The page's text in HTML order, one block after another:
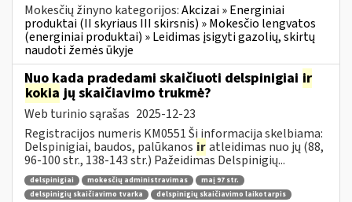
Mokesčių žinyno kategorijos:Akcizai » Energiniai
produktai (II skyriaus III skirsnis) » Mokesčio lengvatos
(energiniai produktai) » Leidimas įsigyti gazolių, skirtų
naudoti žemės ūkyje
Nuo kada pradedami skaičiuoti delspinigiai ir
kokia jų skaičiavimo trukmė?
Web turinio sąrašas 2025-12-23
Registracijos numeris KM0551 Ši informacija skelbiama:
Delspinigiai, baudos, palūkanos iratleidimas nuo jų (88,
96-100 str., 138-143 str.) Pažeidimas Delspinigių...
delspinigiai mokesčių administravimas
maį 97 str.
delspinigių skaičiavimo tvarka
delspinigių skaičiavimo laikotarpis